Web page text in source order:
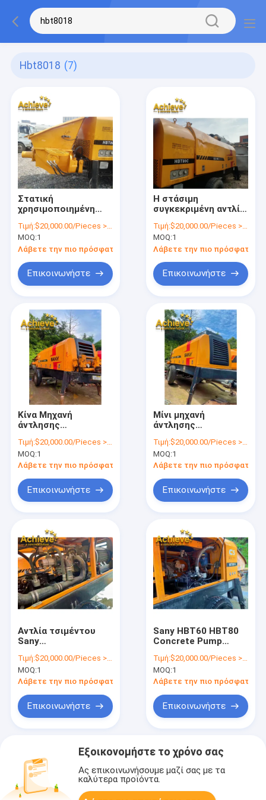
Hbt8018 (7)
Στατική
χρησιμοποιημένη
αντλία HBT8018
SANY 150 χιλ.
Τιμή:$20,000.00/Pieces >=1 Pieces
MOQ:1
Λάβετε την πιο πρόσφατη τιμή
Επικοινωνήστε
Η στάσιμη
συγκεκριμένη αντλία
χρησιμοποίησε το
ρυμουλκό που
τοποθετήθηκε
Τιμή:$20,000.00/Pieces >=1 Pieces
MOQ:1
Λάβετε την πιο πρόσφατη
Επικοινωνήστε
Κίνα Μηχανή
άντλησης
Μεταχειρισμένη
σταθερή αντλία Sany
Τιμή:$20,000.00/Pieces >=1 Pieces
MOQ:1
Λάβετε την πιο πρόσφατη τιμή
Επικοινωνήστε
Μίνι μηχανή
άντλησης
Μεταχειρισμένη
Στατική αντλία
σκυροδέματος Sany
Τιμή:$20,000.00/Pieces >=1 Pieces
MOQ:1
Λάβετε την πιο πρόσφατη
Επικοινωνήστε
Αντλία τσιμέντου
Sany
σταθερή αντλία
σκυροδέματος για
HBT80
Τιμή:$20,000.00/Pieces >=1 Pieces
MOQ:1
Λάβετε την πιο πρόσφατη τιμή
Επικοινωνήστε
Sany HBT60 HBT80
Concrete Pump
Delivery Trailer
Τιμή:$20,000.00/Pieces >=1 Pieces
MOQ:1
Λάβετε την πιο πρόσφατη
Επικοινωνήστε
Εξοικονομήστε το χρόνο σας
Ας επικοινωνήσουμε μαζί σας με τα
καλύτερα προϊόντα.